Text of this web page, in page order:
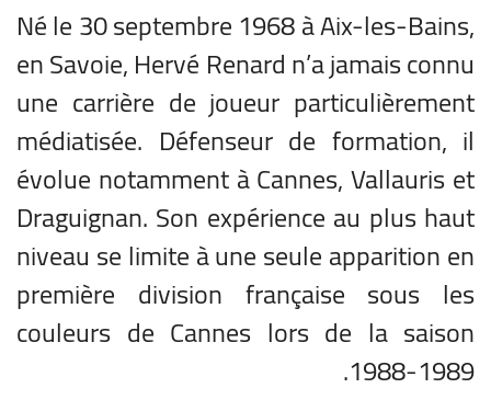
Né le 30 septembre 1968 à Aix-les-Bains,
en Savoie, Hervé Renard n’a jamais connu
une carrière de joueur particulièrement
médiatisée. Défenseur de formation, il
évolue notamment à Cannes, Vallauris et
Draguignan. Son expérience au plus haut
niveau se limite à une seule apparition en
première division française sous les
couleurs de Cannes lors de la saison
1988-1989.